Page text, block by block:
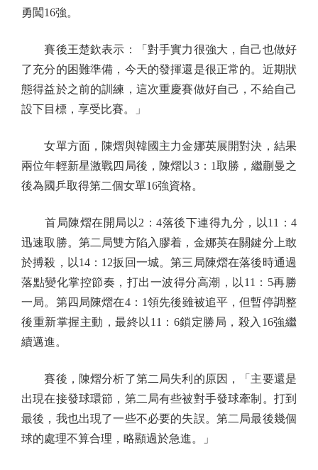
勇闖16強。
賽後王楚欽表示：「對手實力很強大，自己也做好
了充分的困難準備，今天的發揮還是很正常的。近期狀
態得益於之前的訓練，這次重慶賽做好自己，不給自己
設下目標，享受比賽。」
女單方面，陳熠與韓國主力金娜英展開對決，結果
兩位年輕新星激戰四局後，陳熠以3：1取勝，繼蒯曼之
後為國乒取得第二個女單16強資格。
首局陳熠在開局以2：4落後下連得九分，以11：4
迅速取勝。第二局雙方陷入膠着，金娜英在關鍵分上敢
於搏殺，以14：12扳回一城。第三局陳熠在落後時通過
落點變化掌控節奏，打出一波得分高潮，以11：5再勝
一局。第四局陳熠在4：1領先後雖被追平，但暫停調整
後重新掌握主動，最終以11：6鎖定勝局，殺入16強繼
續邁進。
賽後，陳熠分析了第二局失利的原因，「主要還是
出現在接發球環節，第二局有些被對手發球牽制。打到
最後，我也出現了一些不必要的失誤。第二局最後幾個
球的處理不算合理，略顯過於急進。」